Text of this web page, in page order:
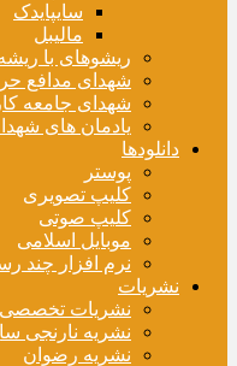
سایپایدک
مالیبل
ریشوهای با
شهدای مدافع
شهدای جامعه
یادمان های
دانلودها
پوستر
کلیپ تصویری
کلیپ صوتی
موبایل اسلامی
نرم افزار چند
نشریات
نشریات تخصصی
نشریه نارنجی
نشریه رضوان